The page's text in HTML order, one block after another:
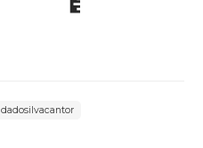
dadosilvacantor